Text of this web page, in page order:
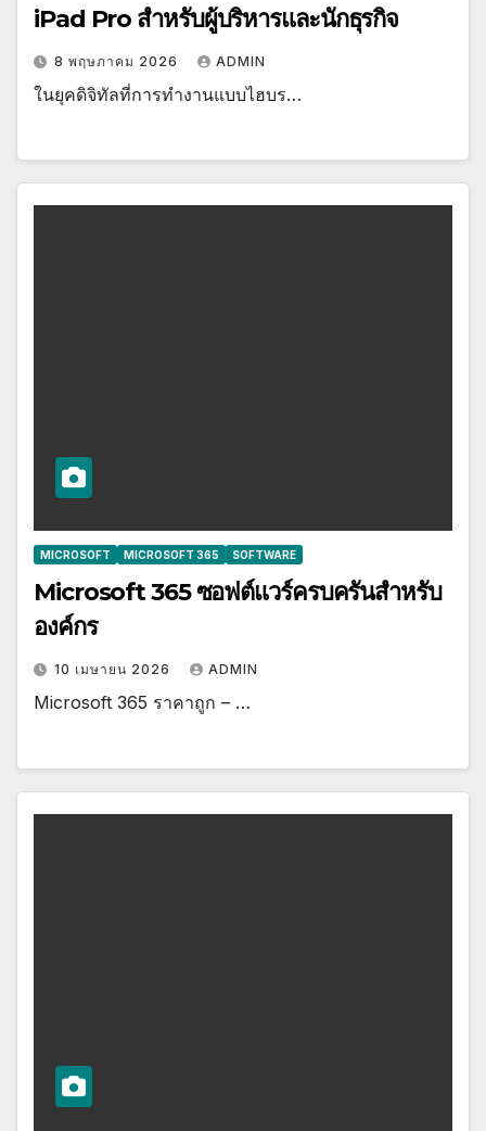
iPad Pro สำหรับผู้บริหารและนักธุรกิจ
8 พฤษภาคม 2026 ADMIN
ในยุคดิจิทัลที่การทำงานแบบไฮบร…
MICROSOFT MICROSOFT 365 SOFTWARE
Microsoft 365 ซอฟต์แวร์ครบครันสำหรับ
องค์กร
10 เมษายน 2026 ADMIN
Microsoft 365 ราคาถูก – …